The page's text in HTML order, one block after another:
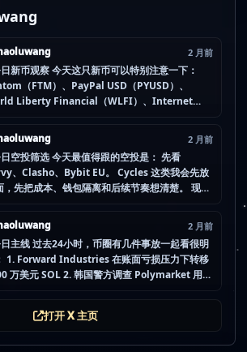
2 月前
新币观察 今天这只新币可以特别注意一下：
（FTM）、PayPal USD（PYUSD）、
Liberty Financial（WLFI）、Internet
更像“热度是不是在回流”的样本。 这种时候最怕
2 月前
空投筛选 今天最值得跟的空投是： 先看
、Clasho、Bybit EU。 Cycles 这类我会先放
，先把成本、钱包隔离和后续节奏想清楚。 现在
做扎实。 mao.lu/today-airdrop-selecti… #空
#...
2 月前
主线 过去24小时，币圈有几件事放一起看很明
1. Forward Industries 在账面亏损压力下转移
万美元 SOL 2. 韩国警方调查 Polymarket 用户
打开 X 主页